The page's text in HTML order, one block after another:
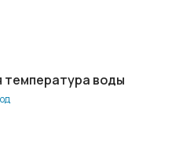
температура воды